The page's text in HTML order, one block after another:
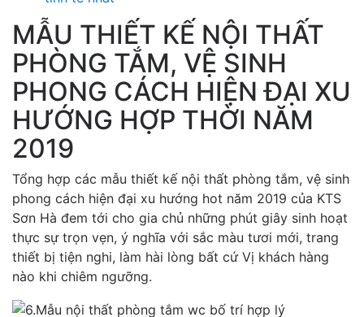
MẪU THIẾT KẾ NỘI THẤT
PHÒNG TẮM, VỆ SINH
PHONG CÁCH HIỆN ĐẠI XU
HƯỚNG HỢP THỜI NĂM
2019
Tổng hợp các mẫu thiết kế nội thất phòng tắm, vệ sinh
phong cách hiện đại xu hướng hot năm 2019 của KTS
Sơn Hà đem tới cho gia chủ những phút giây sinh hoạt
thực sự trọn vẹn, ý nghĩa với sắc màu tươi mới, trang
thiết bị tiện nghi, làm hài lòng bất cứ Vị khách hàng
nào khi chiêm ngưỡng.